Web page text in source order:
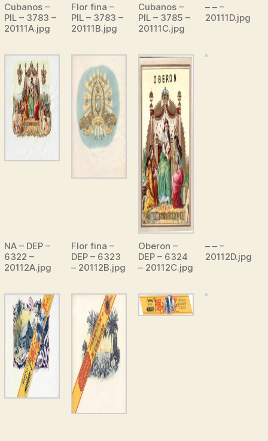
Cubanos –
PIL – 3783 –
20111A.jpg
Flor fina –
PIL – 3783 –
20111B.jpg
Cubanos –
PIL – 3785 –
20111C.jpg
– – –
20111D.jpg
NA – DEP –
6322 –
20112A.jpg
Flor fina –
DEP – 6323
– 20112B.jpg
Oberon –
DEP – 6324
– 20112C.jpg
– – –
20112D.jpg